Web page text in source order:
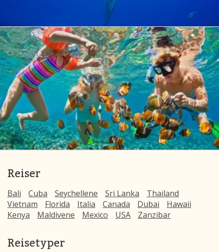
Reiser
Bali Cuba Seychellene Sri Lanka
Thailand
Vietnam
Florida Italia Canada Dubai
Hawaii
Kenya
Maldivene Mexico USA Zanzibar
Reisetyper